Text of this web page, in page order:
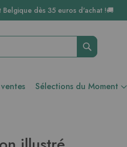
dès 35 euros d'achat !🚚
Rechercher
Sélections du Moment